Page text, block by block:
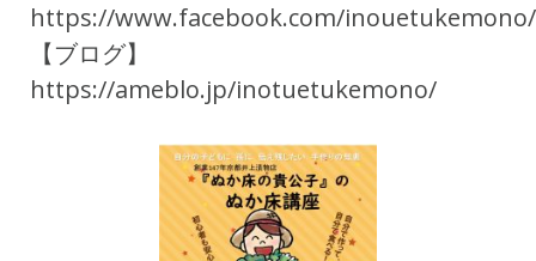
https://www.facebook.com/inouetukemono/
【ブログ】
https://ameblo.jp/inotuetukemono/